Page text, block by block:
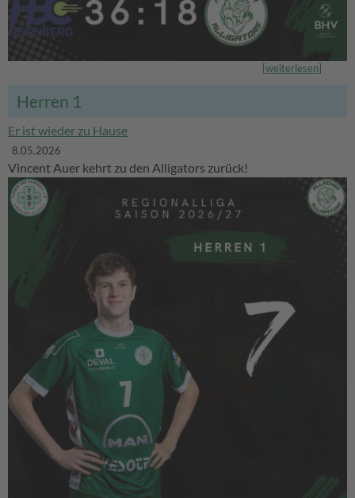
[weiterlesen]
Herren 1
Er ist wieder zu Hause
8.05.2026
Vincent Auer kehrt zu den Alligators zurück!